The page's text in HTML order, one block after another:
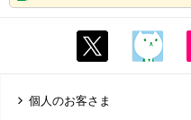
個人のお客さま